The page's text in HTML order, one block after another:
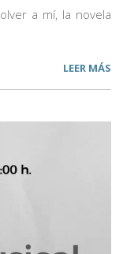
a mí, la novela
LEER MÁS